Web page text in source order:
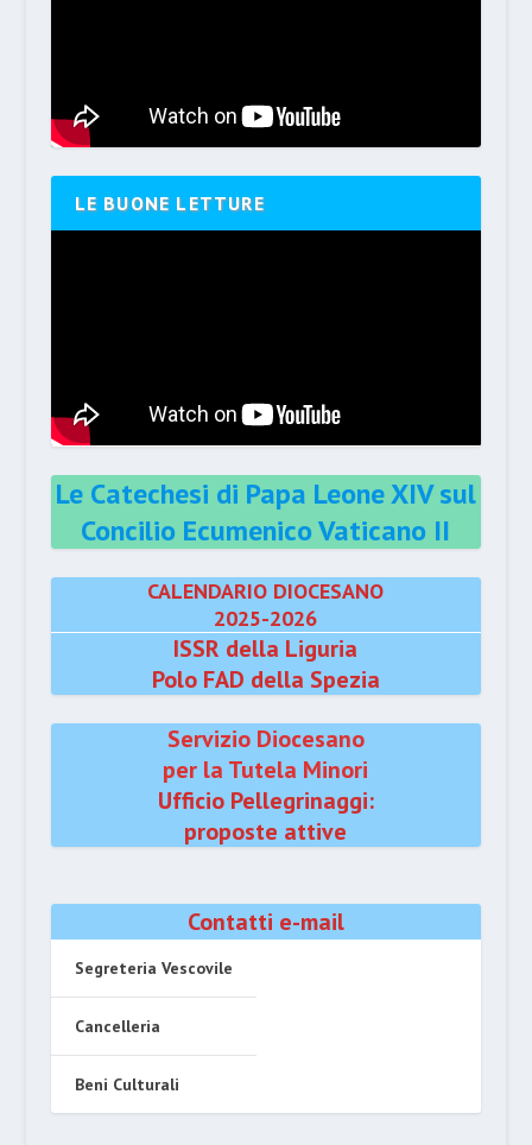
LE BUONE LETTURE
Le Catechesi di Papa Leone XIV sul
Concilio Ecumenico Vaticano II
CALENDARIO DIOCESANO
2025-2026
ISSR della Liguria
Polo FAD della Spezia
Servizio Diocesano
per la Tutela Minori
Ufficio Pellegrinaggi:
proposte attive
Contatti e-mail
Segreteria Vescovile
Cancelleria
Beni Culturali